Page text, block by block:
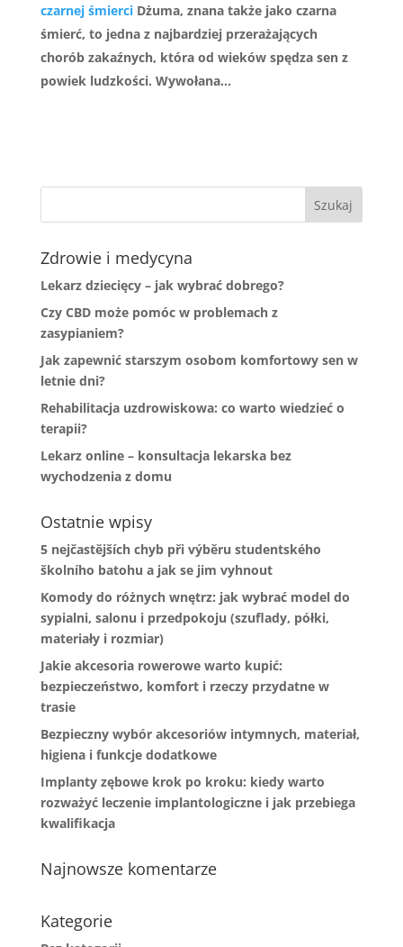
czarnej śmierci Dżuma, znana także jako czarna
śmierć, to jedna z najbardziej przerażających
chorób zakaźnych, która od wieków spędza sen z
powiek ludzkości. Wywołana...
Zdrowie i medycyna
Lekarz dziecięcy – jak wybrać dobrego?
Czy CBD może pomóc w problemach z
zasypianiem?
Jak zapewnić starszym osobom komfortowy sen w
letnie dni?
Rehabilitacja uzdrowiskowa: co warto wiedzieć o
terapii?
Lekarz online – konsultacja lekarska bez
wychodzenia z domu
Ostatnie wpisy
5 nejčastějších chyb při výběru studentského
školního batohu a jak se jim vyhnout
Komody do różnych wnętrz: jak wybrać model do
sypialni, salonu i przedpokoju (szuflady, półki,
materiały i rozmiar)
Jakie akcesoria rowerowe warto kupić:
bezpieczeństwo, komfort i rzeczy przydatne w
trasie
Bezpieczny wybór akcesoriów intymnych, materiał,
higiena i funkcje dodatkowe
Implanty zębowe krok po kroku: kiedy warto
rozważyć leczenie implantologiczne i jak przebiega
kwalifikacja
Najnowsze komentarze
Kategorie